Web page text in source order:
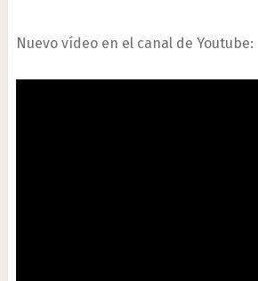
Nuevo vídeo en el canal de Youtube: